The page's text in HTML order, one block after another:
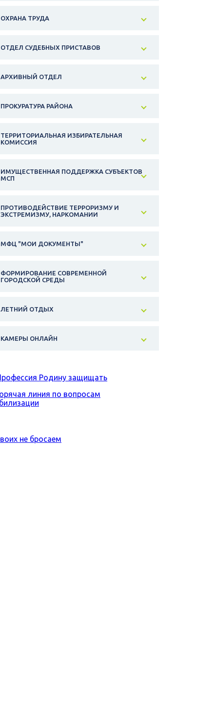
ОХРАНА ТРУДА
ОТДЕЛ СУДЕБНЫХ ПРИСТАВОВ
АРХИВНЫЙ ОТДЕЛ
ПРОКУРАТУРА РАЙОНА
ТЕРРИТОРИАЛЬНАЯ ИЗБИРАТЕЛЬНАЯ
КОМИССИЯ
ИМУЩЕСТВЕННАЯ ПОДДЕРЖКА СУБЪЕКТОВ
МСП
ПРОТИВОДЕЙСТВИЕ ТЕРРОРИЗМУ И
ЭКСТРЕМИЗМУ, НАРКОМАНИИ
МФЦ "МОИ ДОКУМЕНТЫ"
ФОРМИРОВАНИЕ СОВРЕМЕННОЙ
ГОРОДСКОЙ СРЕДЫ
ЛЕТНИЙ ОТДЫХ
КАМЕРЫ ОНЛАЙН